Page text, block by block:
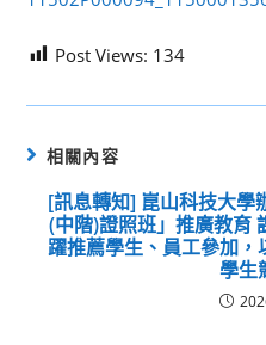
Post Views: 134
相關內容
[訊息轉知] 崑山科技大學
(中階)證照班」推廣教育
躍推薦學生、員工參加
學生